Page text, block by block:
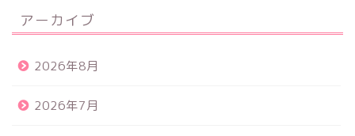
アーカイブ
2026年8月
2026年7月